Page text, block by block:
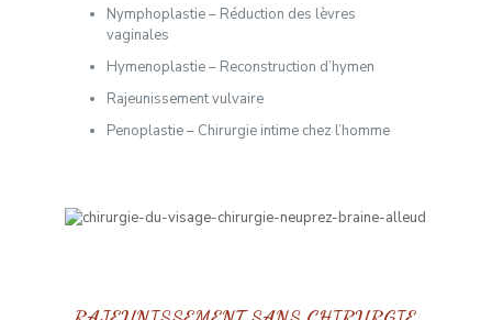
Nymphoplastie – Réduction des lèvres
vaginales
Hymenoplastie – Reconstruction d’hymen
Rajeunissement vulvaire
Penoplastie – Chirurgie intime chez l’homme